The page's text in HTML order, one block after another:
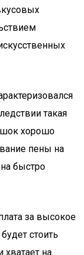
такая
хорошо
пены на
быстро
за высокое
стоить
хватает на